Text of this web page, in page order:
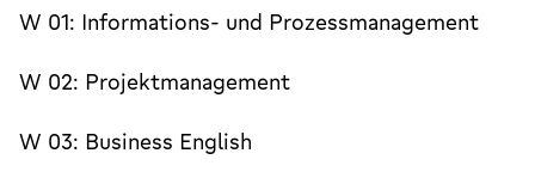
W 01: Informations- und Prozessmanagement
W 02: Projektmanagement
W 03: Business English